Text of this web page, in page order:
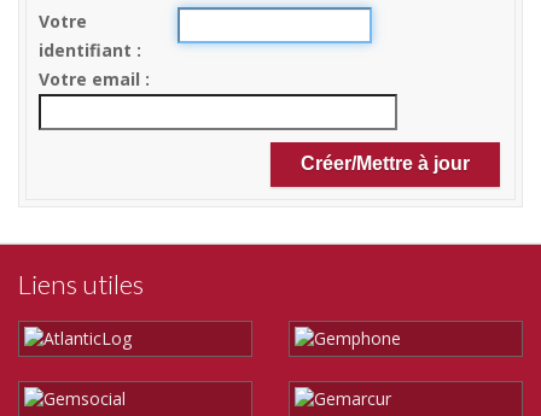
Votre
identifiant
Votre email
Liens utiles